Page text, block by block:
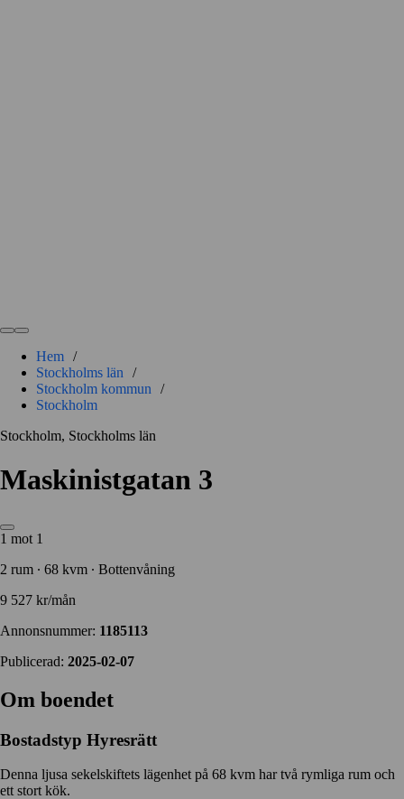
Hem /
Stockholms län
/
Stockholm kommun
/
Stockholm
Stockholm, Stockholms län
Maskinistgatan 3
1 mot 1
2 rum ∙ 68 kvm ∙ Bottenvåning
9 527 kr/mån
Annonsnummer: 1185113
Publicerad: 2025-02-07
Om boendet
Bostadstyp Hyresrätt
Denna ljusa sekelskiftets lägenhet på 68 kvm har två rymliga rum och
ett stort kök.